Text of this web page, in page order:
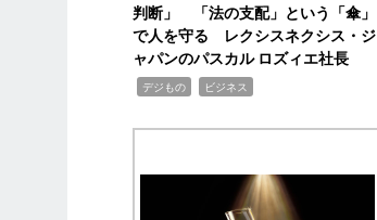
判断」 「法の支配」という「傘」
で人を守る レクシスネクシス・ジ
ャパンのパスカル ロズィエ社長
デジもの ビジネス